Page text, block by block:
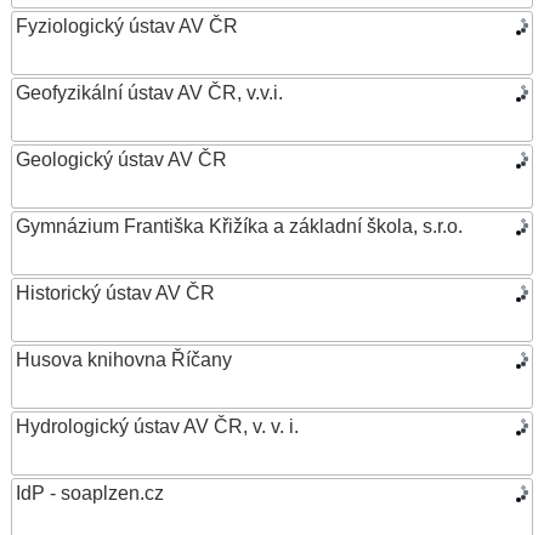
Fyziologický ústav AV ČR
Geofyzikální ústav AV ČR, v.v.i.
Geologický ústav AV ČR
Gymnázium Františka Křižíka a základní škola, s.r.o.
Historický ústav AV ČR
Husova knihovna Říčany
Hydrologický ústav AV ČR, v. v. i.
IdP - soaplzen.cz